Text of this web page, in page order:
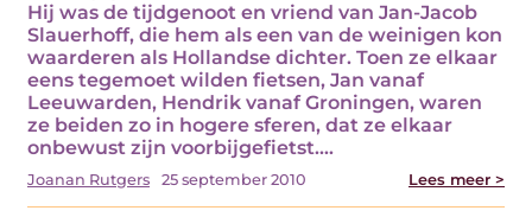
Hij was de tijdgenoot en vriend van Jan-Jacob
Slauerhoff, die hem als een van de weinigen kon
waarderen als Hollandse dichter. Toen ze elkaar
eens tegemoet wilden fietsen, Jan vanaf
Leeuwarden, Hendrik vanaf Groningen, waren
ze beiden zo in hogere sferen, dat ze elkaar
onbewust zijn voorbijgefietst.…
Joanan Rutgers 25 september 2010 Lees meer >